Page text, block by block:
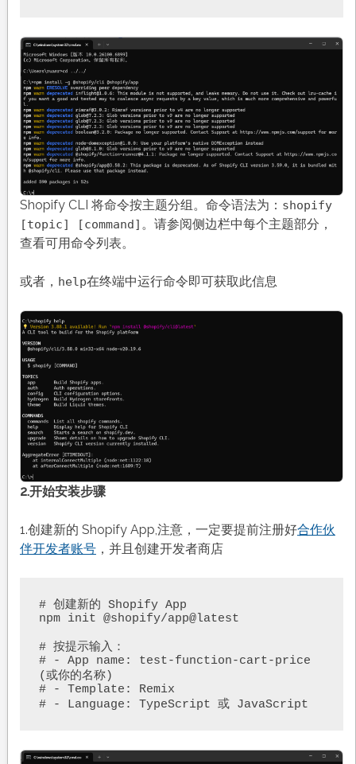
Shopify CLI 将命令按主题分组。命令语法为： shopify
[topic] [command] 。请参阅侧边栏中每个主题部分，
查看可用命令列表。
或者， help在终端中运行命令即可获取此信息
2.开始安装步骤
1.创建新的 Shopify App,注意，一定要提前注册好合作伙
伴开发者账号，并且创建开发者商店
# 创建新的 Shopify App
npm init @shopify/app@latest
# 按提示输入：
# - App name: test-function-cart-price
(或你的名称)
# - Template: Remix
# - Language: TypeScript 或 JavaScript